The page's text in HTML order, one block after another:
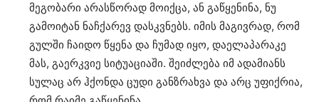
მეგობარი არასწორად მოიქცა, ან გაწყენინა, ნუ
გამოიტან ნაჩქარევ დასკვნებს. იმის მაგივრად, რომ
გულში ჩაიდო წყენა და ჩუმად იყო, დაელაპარაკე
მას, გაერკვიე სიტუაციაში. შეიძლება იმ ადამიანს
სულაც არ ჰქონდა ცუდი განზრახვა და არც უფიქრია,